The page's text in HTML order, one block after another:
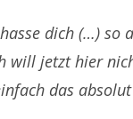
dich (…) so
will jetzt hier
das